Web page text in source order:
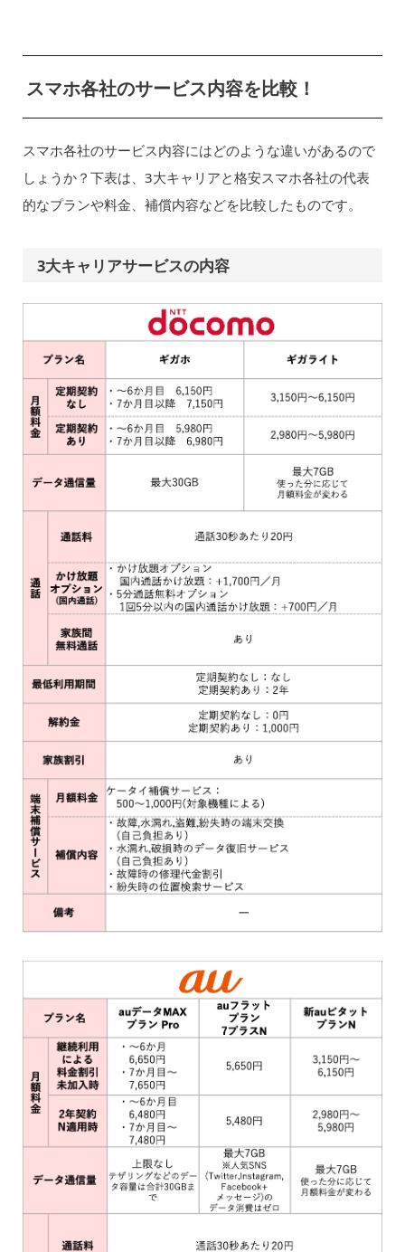
スマホ各社のサービス内容を比較！
スマホ各社のサービス内容にはどのような違いがあるので
しょうか？下表は、3大キャリアと格安スマホ各社の代表
的なプランや料金、補償内容などを比較したものです。
3大キャリアサービスの内容